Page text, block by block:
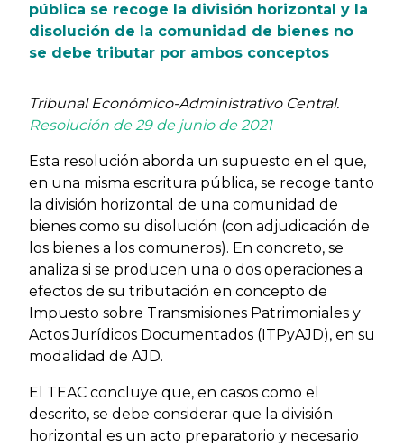
pública se recoge la división horizontal y la
disolución de la comunidad de bienes no
se debe tributar por ambos conceptos
Tribunal Económico-Administrativo Central.
Resolución de 29 de junio de 2021
Esta resolución aborda un supuesto en el que,
en una misma escritura pública, se recoge tanto
la división horizontal de una comunidad de
bienes como su disolución (con adjudicación de
los bienes a los comuneros). En concreto, se
analiza si se producen una o dos operaciones a
efectos de su tributación en concepto de
Impuesto sobre Transmisiones Patrimoniales y
Actos Jurídicos Documentados (ITPyAJD), en su
modalidad de AJD.
El TEAC concluye que, en casos como el
descrito, se debe considerar que la división
horizontal es un acto preparatorio y necesario